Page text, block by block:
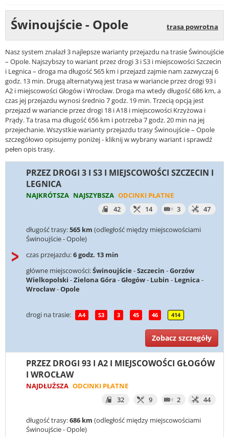
Świnoujście - Opole trasa powrotna
Nasz system znalazł 3 najlepsze warianty przejazdu na trasie Świnoujście
– Opole. Najszybszy to wariant przez drogi 3 i S3 i miejscowości Szczecin
i Legnica – droga ma długość 565 km i przejazd zajmie nam zazwyczaj 6
godz. 13 min. Drugą alternatywą jest trasa w wariancie przez drogi 93 i
A2 i miejscowości Głogów i Wrocław. Droga ma wtedy długość 686 km, a
czas jej przejazdu wynosi średnio 7 godz. 19 min. Trzecią opcją jest
przejazd w wariancie przez drogi 18 i A18 i miejscowości Krzyżowa i
Prądy. Ta trasa ma długość 656 km i potrzeba 7 godz. 20 min na jej
przejechanie. Wszystkie warianty przejazdu trasy Świnoujście – Opole
szczegółowo opisujemy poniżej - kliknij w wybrany wariant i sprawdź
pełen opis trasy.
PRZEZ DROGI 3 I S3 I MIEJSCOWOŚCI SZCZECIN I
LEGNICA
NAJKRÓTSZA NAJSZYBSZA ODCINKI PŁATNE
42
14 3 47
długość trasy:565 km (odległość między miejscowościami
Świnoujście - Opole)
czas przejazdu:6 godz. 13 min
główne miejscowości:Świnoujście -Szczecin -Gorzów
Wielkopolski -Zielona Góra -Głogów- Lubin - Legnica -
Wrocław-Opole
drogi na trasie: A4 S3 3 45 46 414
Zobacz szczegóły
PRZEZ DROGI 93 I A2 I MIEJSCOWOŚCI GŁOGÓW
I WROCŁAW
NAJDŁUŻSZA ODCINKI PŁATNE
32
9 2 44
długość trasy:686 km (odległość między miejscowościami
Świnoujście - Opole)